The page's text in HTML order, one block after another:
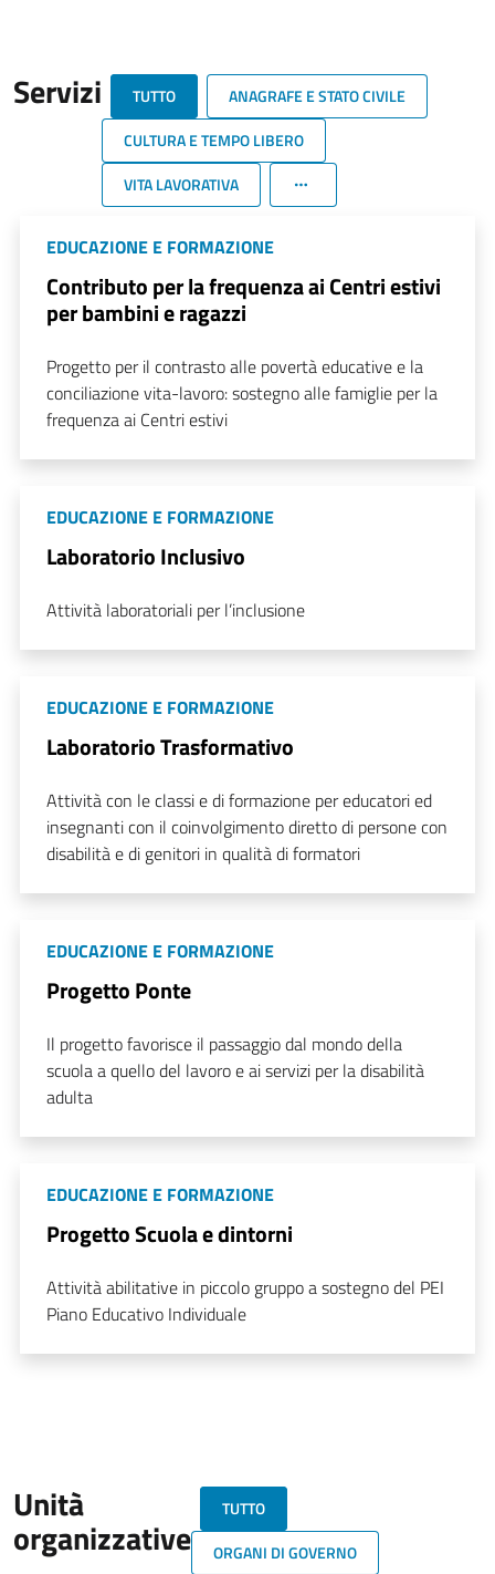
Servizi TUTTO
ANAGRAFE E STATO CIVILE
CULTURA E TEMPO LIBERO
VITA LAVORATIVA
EDUCAZIONE E FORMAZIONE
Contributo per la frequenza ai Centri estivi
per bambini e ragazzi
Progetto per il contrasto alle povertà educative e la
conciliazione vita-lavoro: sostegno alle famiglie per la
frequenza ai Centri estivi
EDUCAZIONE E FORMAZIONE
Laboratorio Inclusivo
Attività laboratoriali per l’inclusione
EDUCAZIONE E FORMAZIONE
Laboratorio Trasformativo
Attività con le classi e di formazione per educatori ed
insegnanti con il coinvolgimento diretto di persone con
disabilità e di genitori in qualità di formatori
EDUCAZIONE E FORMAZIONE
Progetto Ponte
Il progetto favorisce il passaggio dal mondo della
scuola a quello del lavoro e ai servizi per la disabilità
adulta
EDUCAZIONE E FORMAZIONE
Progetto Scuola e dintorni
Attività abilitative in piccolo gruppo a sostegno del PEI
Piano Educativo Individuale
Unità
organizzative
TUTTO
ORGANI DI GOVERNO